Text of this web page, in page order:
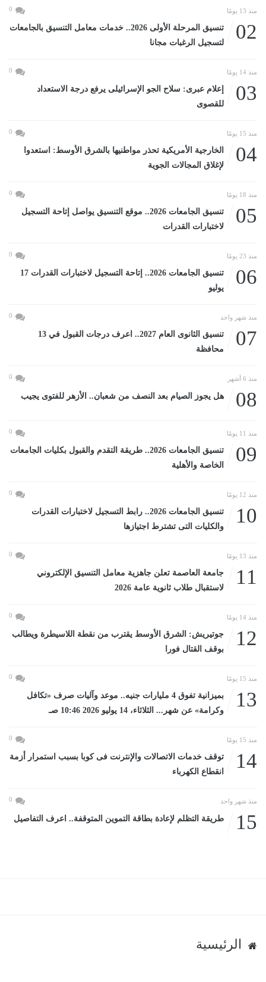
منذ 13 يومًا 0
02
تنسيق المرحلة الأولى 2026.. خدمات معامل التنسيق بالجامعات
لتسجيل الرغبات مجانا
منذ 14 يومًا 0
03
إعلام عبرى: سلاح الجو الإسرائيلى يرفع درجة الاستعداد
للقصوى
منذ 15 يومًا 0
04
الخارجية الأمريكية تحذر مواطنيها بالشرق الأوسط: استعدوا
لإغلاق المجالات الجوية
منذ 18 يومًا 0
05
تنسيق الجامعات 2026.. موقع التنسيق يواصل إتاحة التسجيل
لاختبارات القدرات
منذ 23 يومًا 0
06
تنسيق الجامعات 2026.. إتاحة التسجيل لاختبارات القدرات 17
يوليو
منذ شهر واحد 0
07
تنسيق الثانوى العام 2027.. اعرف درجات القبول في 13
محافظة
منذ 6 أشهر 0
08 هل يجوز الصيام بعد النصف من شعبان.. الأزهر للفتوى يجيب
منذ 11 يومًا 0
09
تنسيق الجامعات 2026.. طريقة التقدم والقبول بكليات الجامعات
الخاصة والأهلية
منذ 12 يومًا 0
10
تنسيق الجامعات 2026.. رابط التسجيل لاختبارات القدرات
والكليات التى تشترط اجتيازها
منذ 13 يومًا 0
11
جامعة العاصمة تعلن جاهزية معامل التنسيق الإلكتروني
لاستقبال طلاب ثانوية عامة 2026
منذ 14 يومًا 0
12
جوتيريش: الشرق الأوسط يقترب من نقطة اللاسيطرة ويطالب
بوقف القتال فورا
منذ 15 يومًا 0
13
بميزانية تفوق 4 مليارات جنيه.. موعد وآليات صرف «تكافل
وكرامة» عن شهر... الثلاثاء، 14 يوليو 2026 10:46 صـ
منذ 15 يومًا 0
14
توقف خدمات الاتصالات والإنترنت فى كوبا بسبب استمرار أزمة
انقطاع الكهرباء
منذ شهر واحد 0
15 طريقة التظلم لإعادة بطاقة التموين المتوقفة.. اعرف التفاصيل
الرئيسية